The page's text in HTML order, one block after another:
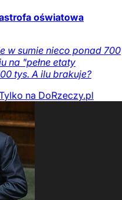
oświatowa
w sumie nieco ponad 700
na "pełne etaty
tys. A ilu brakuje?
na DoRzeczy.pl